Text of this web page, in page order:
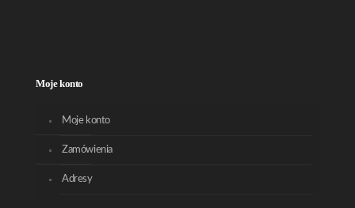
Moje konto
Moje konto
Zamówienia
Adresy